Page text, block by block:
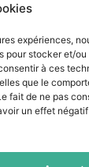
expériences,
pour stocker et/
à ces
que le
fait de ne pas
un effet
vous à
Je